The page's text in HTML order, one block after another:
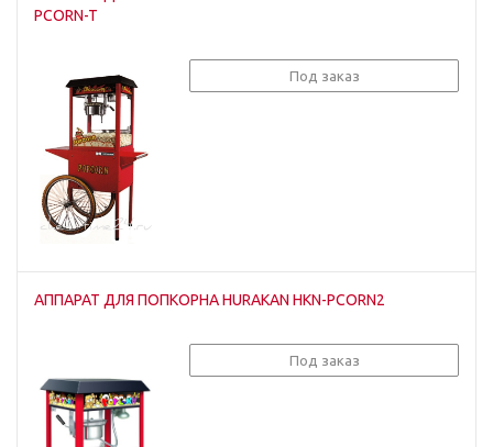
PCORN-T
Под заказ
АППАРАТ ДЛЯ ПОПКОРНА HURAKAN HKN-PCORN2
Под заказ